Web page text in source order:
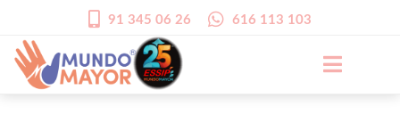
91 345 06 26 616 113 103